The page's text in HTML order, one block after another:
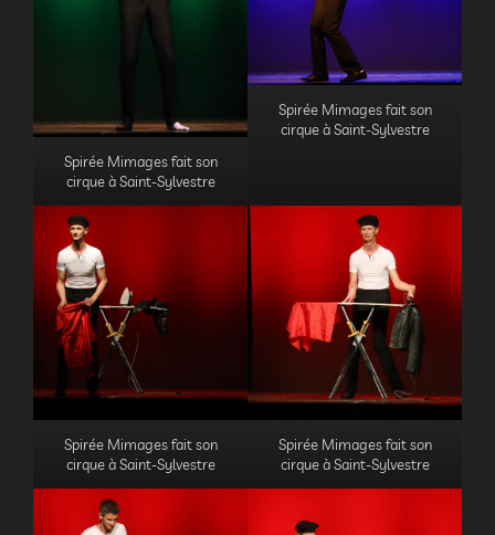
Spirée Mimages fait son
cirque à Saint-Sylvestre
Spirée Mimages fait son
cirque à Saint-Sylvestre
Spirée Mimages fait son
cirque à Saint-Sylvestre
Spirée Mimages fait son
cirque à Saint-Sylvestre